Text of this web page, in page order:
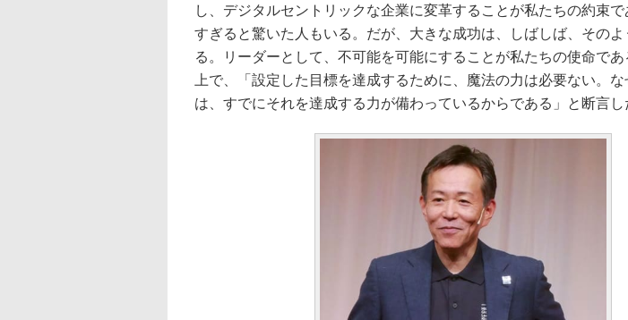
し、デジタルセントリックな企業に変革することが私たちの約束
すぎると驚いた人もいる。だが、大きな成功は、しばしば、そのよ
る。リーダーとして、不可能を可能にすることが私たちの使命であ
上で、「設定した目標を達成するために、魔法の力は必要ない。
は、すでにそれを達成する力が備わっているからである」と断言し